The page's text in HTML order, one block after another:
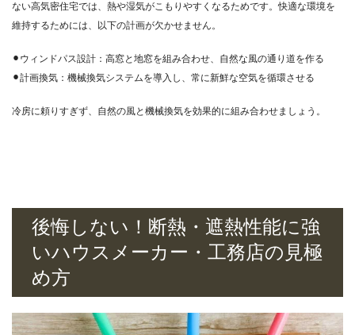
ない高気密住宅では、熱や湿気がこもりやすくなるためです。快適な環境を
維持するためには、以下の計画が欠かせません。
⚫︎ウィンドパス設計：高窓と地窓を組み合わせ、自然な風の通り道を作る
⚫︎計画換気：機械換気システムを導入し、常に新鮮な空気を循環させる
冷房に頼りすぎず、自然の風と機械換気を効果的に組み合わせましょう。
後悔しない！断熱・遮熱性能に強
いハウスメーカー・工務店の見極
め方